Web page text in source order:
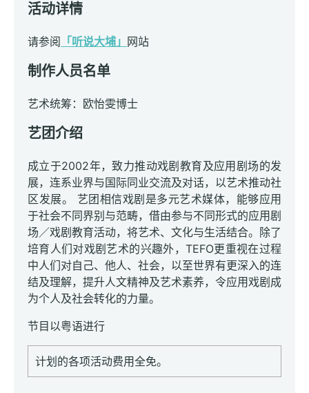
活动详情
请参阅 「听说大埔」 网站
制作人员名单
艺术统筹：欧怡雯博士
艺团介绍
成立于2002年，致力推动戏剧教育及应用剧场的发
展，连系业界与国际同业交流及对话，以艺术推动社
区发展。 艺团相信戏剧是多元艺术媒体，能够应用
于社会不同界别与范畴，借由参与不同形式的应用剧
场／戏剧教育活动，将艺术、文化与生活结合。除了
培育人们对戏剧艺术的兴趣外，TEFO更重视在过程
中人们对自己、他人、社会，以至世界有更深入的连
结及理解，提升人文精神及艺术素养，令应用戏剧成
为个人及社会转化的力量。
节目以粤语进行
计划的各项活动费用全免。